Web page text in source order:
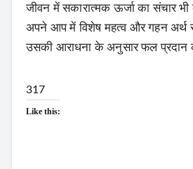
जीवन में सकारात्मक ऊर्जा का संचार
अपने आप में विशेष महत्व और गहन अर्थ
उसकी आराधना के अनुसार फल प्रदान
317
Like this: